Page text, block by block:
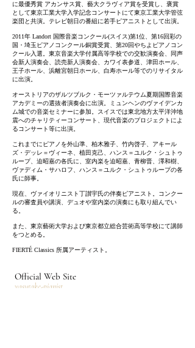
に最優秀賞 アカンサス賞、藝大クラヴィア賞を受賞し、褒賞
として東京工業大学入学記念コンサートにて東京工業大学管弦
楽団と共演。テレビ朝日の番組に若手ピアニストとして出演。
2011年 Landort 国際音楽コンクール(スイス)第1位、第16回彩の
国・埼玉ピアノコンクール銅賞受賞、第20回やちよピアノコン
クール入選。東京音楽大学付属高等学校での交歓演奏会、同声
会新人演奏会、読売新人演奏会、カワイ表参道、津田ホール、
王子ホール、浜離宮朝日ホール、白寿ホール等でのリサイタル
に出演。
オーストリアのザルツブルク・モーツァルテウム夏期国際音楽
アカデミーの選抜者演奏会に出演。ミュンヘンのヴァイデンカ
ム城での音楽セミナーに参加。スイスでは東北地方太平洋沖地
震へのチャリティーコンサート、現代音楽のプロジェクトによ
るコンサート等に出演。
これまでにピアノを外山準、柏木雅子、竹内啓子、アキール
ズ・デッレ＝ヴィーネ、植田克己、ハンス＝ユルク・シュトゥ
ループ、迫昭嘉の各氏に、室内楽を迫昭嘉、青柳晋、澤和樹、
ヴァディム・サハロフ、ハンス＝ユルク・シュトゥループの各
氏に師事。
現在、ヴァイオリニスト丁讃宇氏の伴奏ピアニスト。コンクー
ルの審査員や講演、デュオや室内楽の演奏にも取り組んでい
る。
また、東京藝術大学および東京都立総合芸術高等学校にて講師
をつとめる。
FIERTÉ Classics 所属アーティスト。
Official Web Site
yasutake-pianist